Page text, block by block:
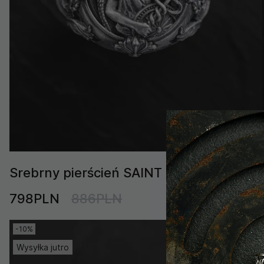
Srebrny pierścień SAINT RAPHAEL
798PLN
886PLN
-10%
Wysyłka jutro